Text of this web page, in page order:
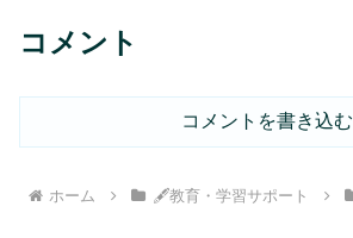
コメント
コメントを書き込む
ホーム 🖋教育・学習サポート